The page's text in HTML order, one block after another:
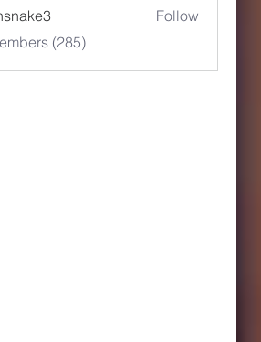
Follow
(285)